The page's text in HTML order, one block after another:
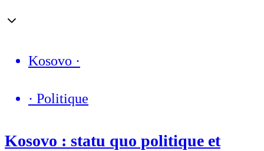
Kosovo ·
· Politique
Kosovo : statu quo politique et